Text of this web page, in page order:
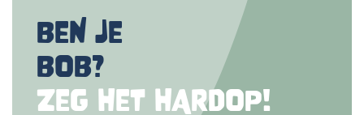
BEN JE
BOB?
ZEG HET HARDOP!